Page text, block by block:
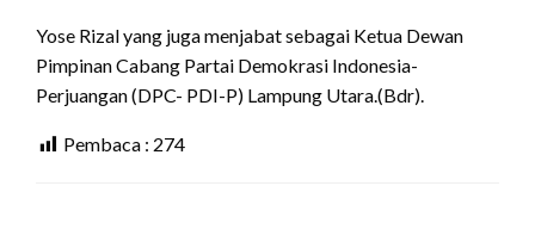
Yose Rizal yang juga menjabat sebagai Ketua Dewan
Pimpinan Cabang Partai Demokrasi Indonesia-
Perjuangan (DPC- PDI-P) Lampung Utara.(Bdr).
Pembaca : 274